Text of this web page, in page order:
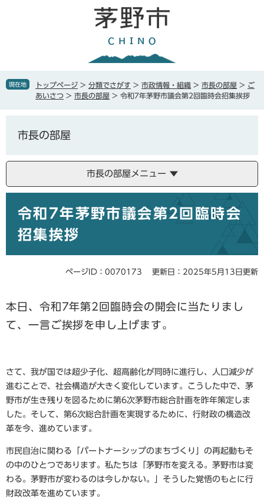
で
ば現在地 トップページ > 分類でさがす > 市政情報・組織 > 市長の部屋 > ご
あいさつ > 市長の部屋 > 令和7年茅野市議会第2回臨時会招集挨拶
市長の部屋
市長の部屋メニュー
令和7年茅野市議会第2回臨時会
招集挨拶
ページID：0070173 更新日：2025年5月13日更新
本日、令和7年第2回臨時会の開会に当たりまし
て、一言ご挨拶を申し上げます。
さて、我が国では超少子化、超高齢化が同時に進行し、人口減少が
進むことで、社会構造が大きく変化しています。こうした中で、茅
野市が生き残りを図るために第6次茅野市総合計画を昨年策定しま
した。そして、第6次総合計画を実現するために、行財政の構造改
革を今、進めています。
市民自治に関わる「パートナーシップのまちづくり」の再起動もそ
の中のひとつであります。私たちは「茅野市を変える。茅野市は変
わる。茅野市が変わるのは今しかない。」そうした覚悟のもとに行
財政改革を進めています。